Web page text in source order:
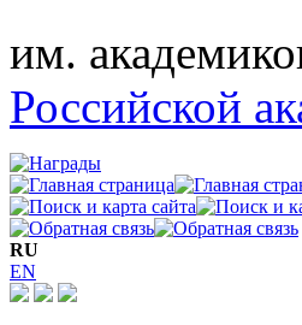
им.
Российской
RU
EN